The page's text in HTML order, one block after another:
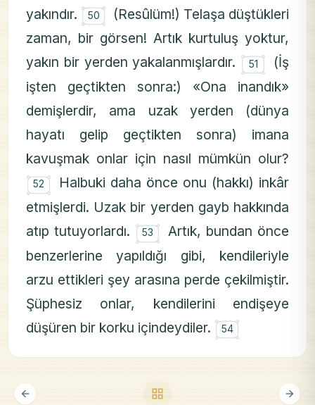
yakındır. ۝
50
(Resûlüm!) Telaşa düştükleri
zaman, bir görsen! Artık kurtuluş yoktur,
yakın bir yerden yakalanmışlardır. ۝
51
(İş
işten geçtikten sonra:) «Ona inandık»
demişlerdir, ama uzak yerden (dünya
hayatı gelip geçtikten sonra) imana
kavuşmak onlar için nasıl mümkün olur?
۝
52
Halbuki daha önce onu (hakkı) inkâr
etmişlerdi. Uzak bir yerden gayb hakkında
atıp tutuyorlardı. ۝
53
Artık, bundan önce
benzerlerine yapıldığı gibi, kendileriyle
arzu ettikleri şey arasına perde çekilmiştir.
Şüphesiz onlar, kendilerini endişeye
düşüren bir korku içindeydiler. ۝
54
arrow_back grid_view arrow_forward